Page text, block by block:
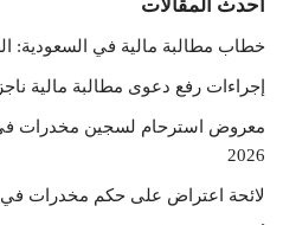
احدث المقالات
خطاب مطالبة مالية في السعودية:
إجراءات رفع دعوى مطالبة مالية
معروض استرحام لسجين مخدرات
2026
لائحة اعتراض على حكم مخدرات في